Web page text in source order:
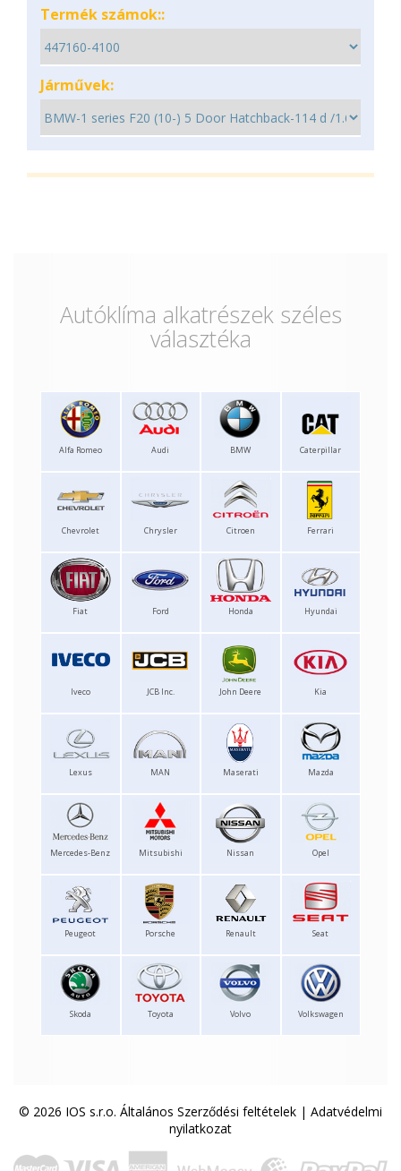
Termék számok::
Járművek:
Autóklíma alkatrészek széles
választéka
Alfa Romeo Audi BMW Caterpillar
Chevrolet Chrysler Citroen Ferrari
Fiat Ford Honda Hyundai
Iveco JCB Inc. John Deere Kia
Lexus MAN Maserati Mazda
Mercedes-Benz Mitsubishi Nissan Opel
Peugeot Porsche Renault Seat
Skoda Toyota Volvo Volkswagen
© 2026 IOS s.r.o. Általános Szerződési feltételek | Adatvédelmi
nyilatkozat